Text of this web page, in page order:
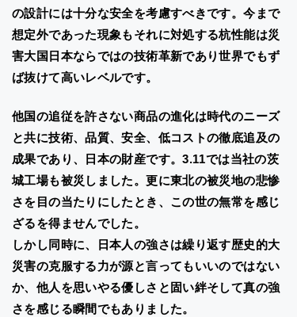
の設計には十分な安全を考慮すべきです。今まで
想定外であった現象もそれに対処する杭性能は災
害大国日本ならではの技術革新であり世界でもず
ば抜けて高いレベルです。
他国の追従を許さない商品の進化は時代のニーズ
と共に技術、品質、安全、低コストの徹底追及の
成果であり、日本の財産です。3.11では当社の茨
城工場も被災しました。更に東北の被災地の悲惨
さを目の当たりにしたとき、この世の無常を感じ
ざるを得ませんでした。
しかし同時に、日本人の強さは繰り返す歴史的大
災害の克服する力が源と言ってもいいのではない
か、他人を思いやる優しさと固い絆そして真の強
さを感じる瞬間でもありました。